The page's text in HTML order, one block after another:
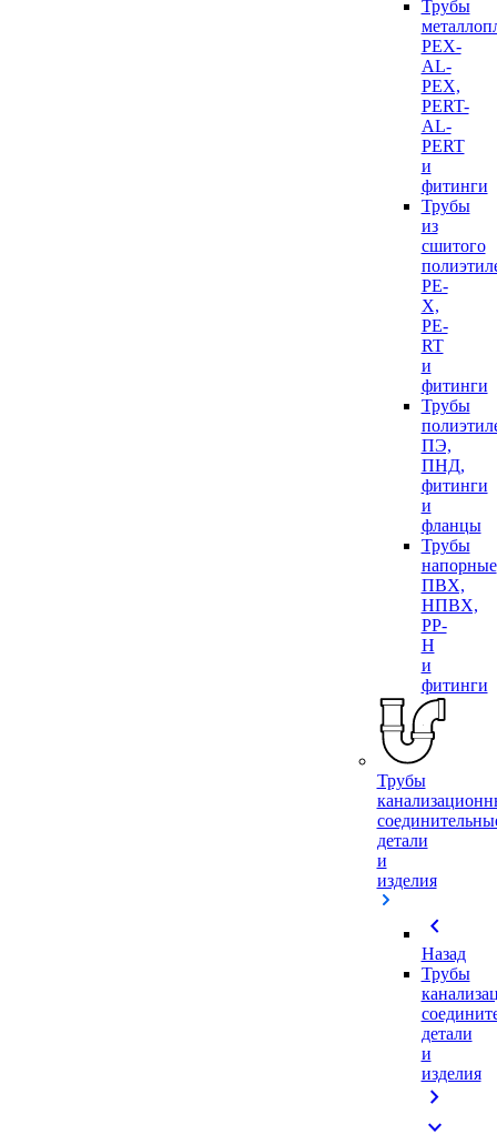
Трубы
PEX-
AL-
PEX,
PERT-
AL-
PERT
и
фитинги
Трубы
из
сшитого
PE-
X,
PE-
RT
и
фитинги
Трубы
ПЭ,
ПНД,
фитинги
и
фланцы
Трубы
напорные
ПВХ,
НПВХ,
PP-
H
и
фитинги
Трубы
детали
и
изделия
chevron_left
Назад
Трубы
детали
и
изделия
chevron_right
expand_more